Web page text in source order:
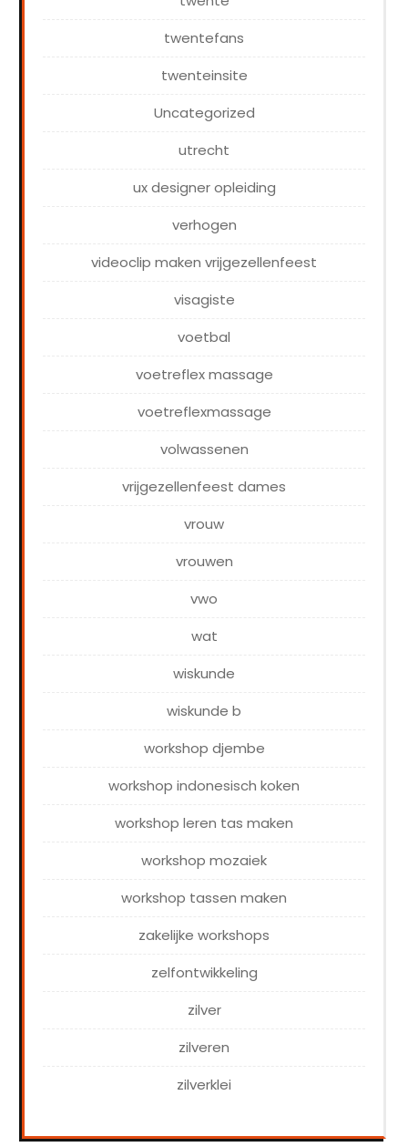
twentefans
twenteinsite
Uncategorized
utrecht
ux designer opleiding
verhogen
videoclip maken vrijgezellenfeest
visagiste
voetbal
voetreflex massage
voetreflexmassage
volwassenen
vrijgezellenfeest dames
vrouw
vrouwen
vwo
wat
wiskunde
wiskunde b
workshop djembe
workshop indonesisch koken
workshop leren tas maken
workshop mozaiek
workshop tassen maken
zakelijke workshops
zelfontwikkeling
zilver
zilveren
zilverklei